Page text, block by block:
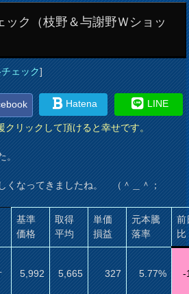
ク（枝野＆与謝野Ｗショッ
ェック]
Hatena LINE
リックして頂けると幸せです。
。
くなってきましたね。 （＾＿＾；
基準
価格
取得
平均
単価
損益
元本騰
落率
前
比
5,992 5,665 327 5.77% -